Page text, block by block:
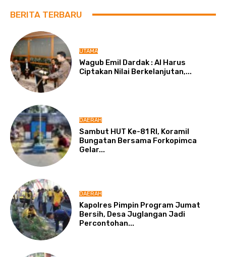
BERITA TERBARU
UTAMA
Wagub Emil Dardak : AI Harus
Ciptakan Nilai Berkelanjutan,...
DAERAH
Sambut HUT Ke-81 RI, Koramil
Bungatan Bersama Forkopimca
Gelar...
DAERAH
Kapolres Pimpin Program Jumat
Bersih, Desa Juglangan Jadi
Percontohan...